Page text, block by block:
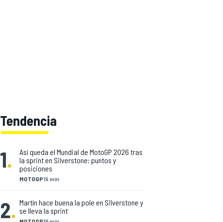
Tendencia
1.
MOTOGP19 min
Así queda el Mundial de MotoGP 2026 tras
la sprint en Silverstone: puntos y
posiciones
2. Martín hace buena la pole en Silverstone y
se lleva la sprint